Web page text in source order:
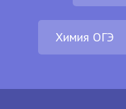
Химия ОГЭ